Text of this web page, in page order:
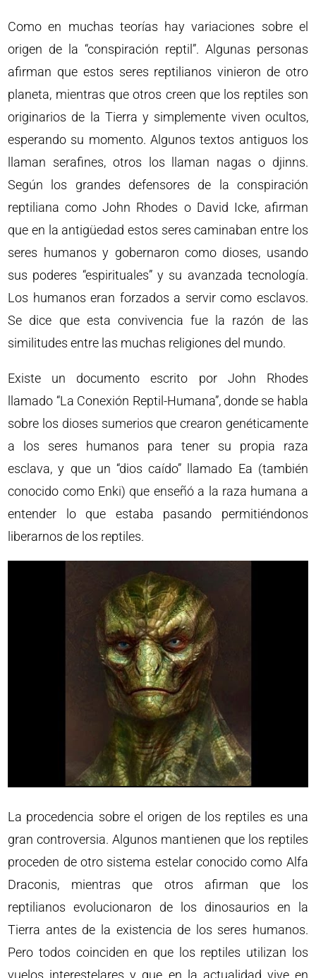
Como en muchas teorías hay variaciones sobre el
origen de la “conspiración reptil”. Algunas personas
afirman que estos seres reptilianos vinieron de otro
planeta, mientras que otros creen que los reptiles son
originarios de la Tierra y simplemente viven ocultos,
esperando su momento. Algunos textos antiguos los
llaman serafines, otros los llaman nagas o djinns.
Según los grandes defensores de la conspiración
reptiliana como John Rhodes o David Icke, afirman
que en la antigüedad estos seres caminaban entre los
seres humanos y gobernaron como dioses, usando
sus poderes “espirituales” y su avanzada tecnología.
Los humanos eran forzados a servir como esclavos.
Se dice que esta convivencia fue la razón de las
similitudes entre las muchas religiones del mundo.
Existe un documento escrito por John Rhodes
llamado “La Conexión Reptil-Humana”, donde se habla
sobre los dioses sumerios que crearon genéticamente
a los seres humanos para tener su propia raza
esclava, y que un “dios caído” llamado Ea (también
conocido como Enki) que enseñó a la raza humana a
entender lo que estaba pasando permitiéndonos
liberarnos de los reptiles.
La procedencia sobre el origen de los reptiles es una
gran controversia. Algunos mantienen que los reptiles
proceden de otro sistema estelar conocido como Alfa
Draconis, mientras que otros afirman que los
reptilianos evolucionaron de los dinosaurios en la
Tierra antes de la existencia de los seres humanos.
Pero todos coinciden en que los reptiles utilizan los
vuelos interestelares y que en la actualidad vive en